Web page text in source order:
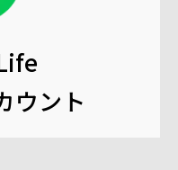
ウント